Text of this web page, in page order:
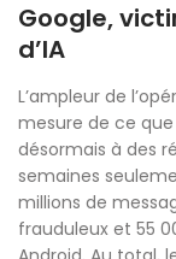
Google,
d’IA
L’ampleur de
mesure de ce
désormais à des
semaines
millions de
frauduleux et 55